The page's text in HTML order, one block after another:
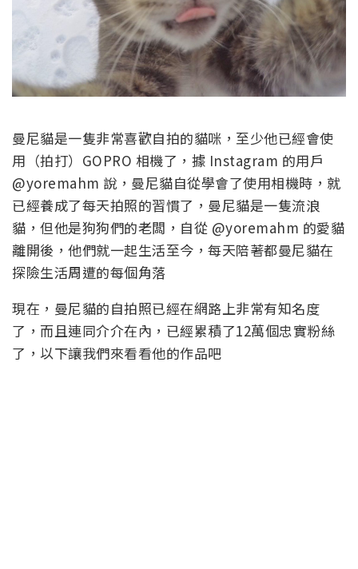
曼尼貓是一隻非常喜歡自拍的貓咪，至少他已經會使
用（拍打）GOPRO 相機了，據 Instagram 的用戶
@yoremahm 說，曼尼貓自從學會了使用相機時，就
已經養成了每天拍照的習慣了，曼尼貓是一隻流浪
貓，但他是狗狗們的老闆，自從 @yoremahm 的愛貓
離開後，他們就一起生活至今，每天陪著都曼尼貓在
探險生活周遭的每個角落
現在，曼尼貓的自拍照已經在網路上非常有知名度
了，而且連同介介在內，已經累積了12萬個忠實粉絲
了，以下讓我們來看看他的作品吧